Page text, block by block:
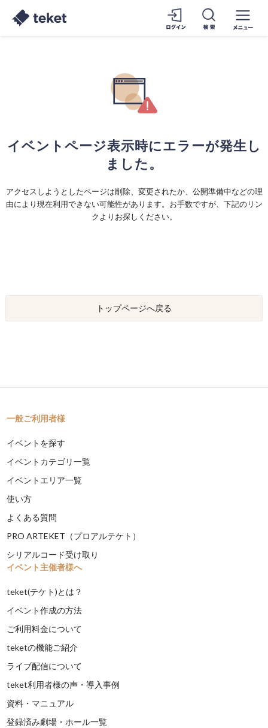
イベントページ表示時にエラーが発生し
ました。
アクセスしようとしたページは削除、変更されたか、公開準備中などの理
由により現在利用できない可能性があります。お手数ですが、下記のリン
クよりお探しください。
トップページへ戻る
一般ご利用者様
イベントを探す
イベントカテゴリ一覧
イベントエリア一覧
使い方
よくある質問
PRO ARTEKET（プロアルテケト）
シリアルコード受け取り
イベント主催者様へ
teket(テケト)とは？
イベント作成の方法
ご利用料金について
teketの機能ご紹介
ライブ配信について
teket利用者様の声・導入事例
資料・マニュアル
登録済み劇場・ホール一覧